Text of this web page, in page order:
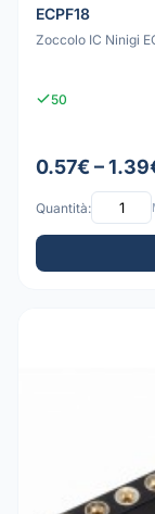
ECPF18
Zoccolo IC Ninigi
50
0.57€ –
Quantità: